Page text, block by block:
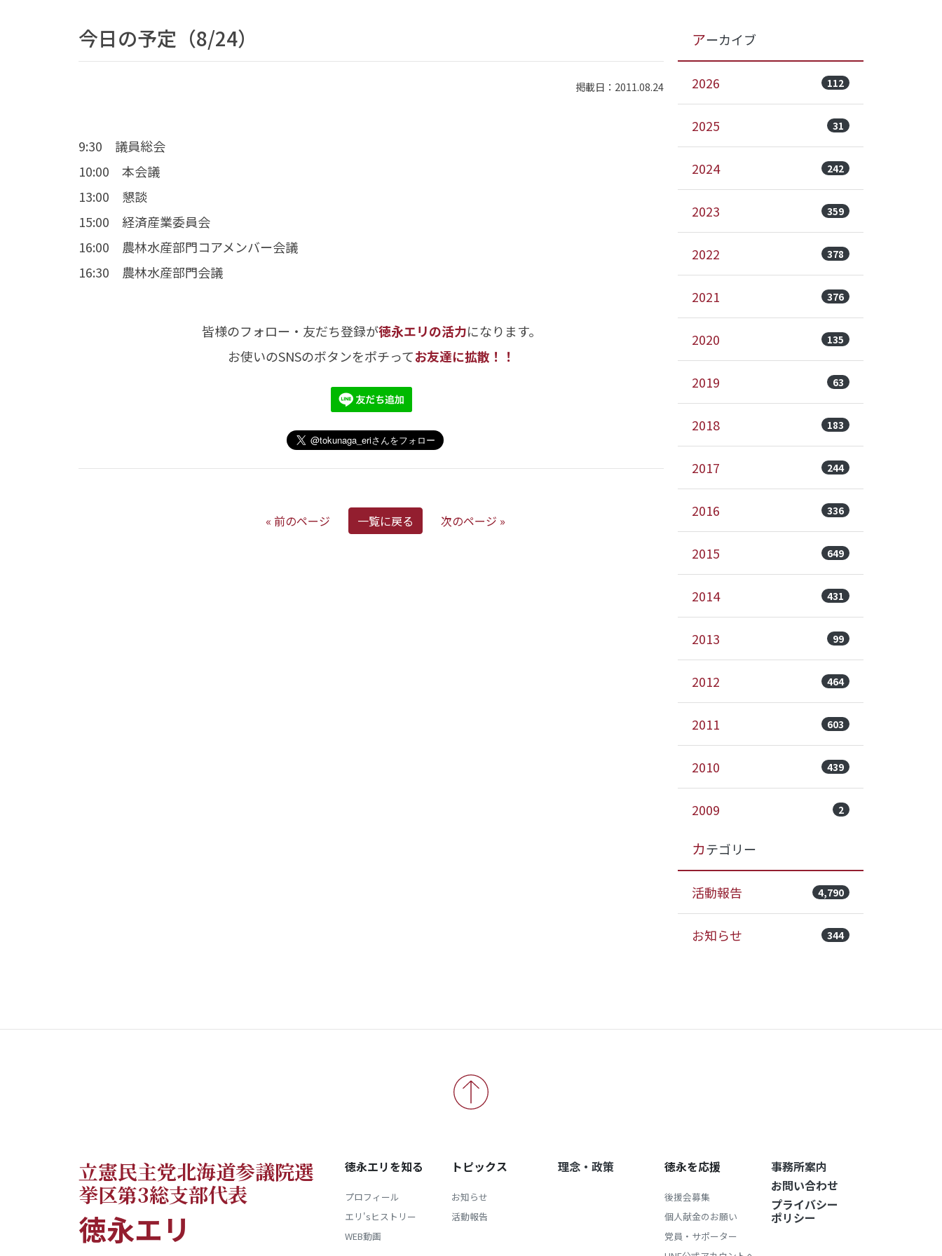
今日の予定（8/24）
掲載日：2011.08.24
9:30 議員総会
10:00 本会議
13:00 懇談
15:00 経済産業委員会
16:00 農林水産部門コアメンバー会議
16:30 農林水産部門会議
皆様のフォロー・友だち登録が徳永エリの活力になります。
お使いのSNSのボタンをポチってお友達に拡散！！
« 前のページ 一覧に戻る 次のページ »
アーカイブ
2026 112
2025 31
2024 242
2023 359
2022 378
2021 376
2020 135
2019 63
2018 183
2017 244
2016 336
2015 649
2014 431
2013 99
2012 464
2011 603
2010 439
2009 2
カテゴリー
活動報告 4,790
お知らせ 344
立憲民主党北海道参議院選
挙区第3総支部代表
徳永エリ
徳永エリを知る
プロフィール
エリ'sヒストリー
WEB動画
トピックス
お知らせ
活動報告
理念・政策 徳永を応援
後援会募集
個人献金のお願い
党員・サポーター
事務所案内
お問い合わせ
プライバシー
ポリシー